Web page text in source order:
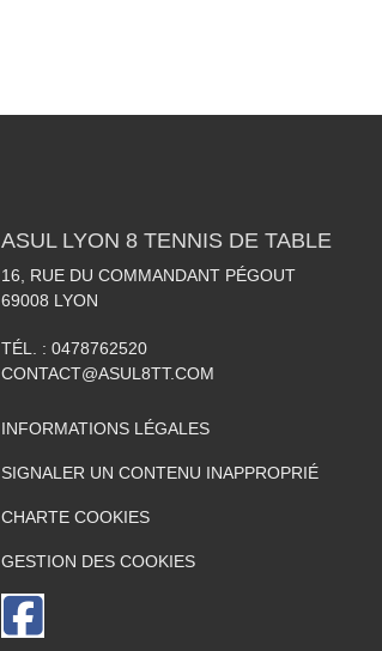
ASUL LYON 8 TENNIS DE TABLE
16, RUE DU COMMANDANT PÉGOUT
69008 LYON
TÉL. : 0478762520
CONTACT@ASUL8TT.COM
INFORMATIONS LÉGALES
SIGNALER UN CONTENU INAPPROPRIÉ
CHARTE COOKIES
GESTION DES COOKIES